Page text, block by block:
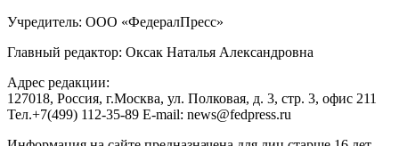
Учредитель: ООО «ФедералПресс»
Главный редактор: Оксак Наталья Александровна
Адрес редакции:
127018, Россия, г.Москва, ул. Полковая, д. 3, стр. 3, офис 211
Тел.+7(499) 112-35-89 E-mail: news@fedpress.ru